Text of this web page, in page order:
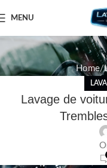
MENU
Home
Lavage de